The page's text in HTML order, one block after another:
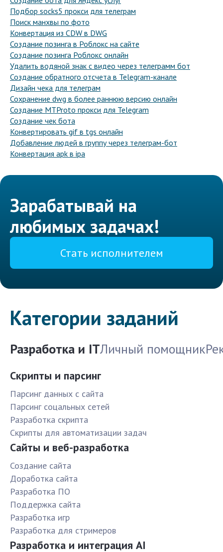
Подбор socks5 прокси для телеграм
Поиск манхвы по фото
Конвертация из CDW в DWG
Создание позинга в Роблокс на сайте
Создание позинга Роблокс онлайн
Удалить водяной знак с видео через телеграмм бот
Создание обратного отсчета в Telegram-канале
Дизайн чека для телеграм
Сохранение dwg в более раннюю версию онлайн
Создание MTProto прокси для Telegram
Создание чек бота
Конвертировать gif в tgs онлайн
Добавление людей в группу через телеграм-бот
Конвертация apk в ipa
Зарабатывай на
любимых задачах!
Стать исполнителем
Категории заданий
Разработка и ITЛичный помощник
Скрипты и парсинг
Парсинг данных с сайта
Парсинг соцальных сетей
Разработка скрипта
Скрипты для автоматизации задач
Сайты и веб-разработка
Создание сайта
Доработка сайта
Разработка ПО
Поддержка сайта
Разработка игр
Разработка для стримеров
Разработка и интеграция AI